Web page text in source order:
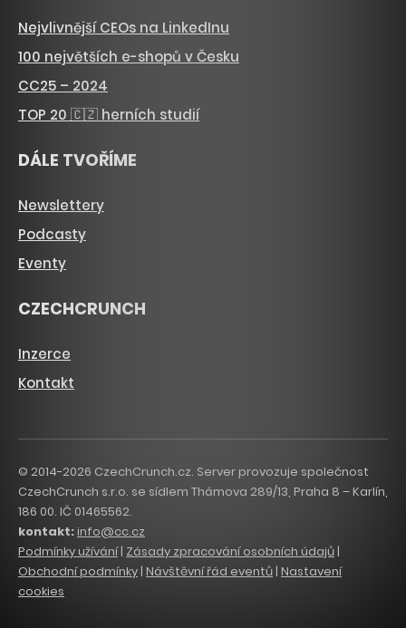
Nejvlivnější CEOs na LinkedInu
100 největších e-shopů v Česku
CC25 – 2024
TOP 20 🇨🇿 herních studií
DÁLE TVOŘÍME
Newslettery
Podcasty
Eventy
CZECHCRUNCH
Inzerce
Kontakt
© 2014-2026 CzechCrunch.cz. Server provozuje společnost
CzechCrunch s.r.o. se sídlem Thámova 289/13, Praha 8 – Karlín,
186 00. IČ 01465562.
kontakt:info@cc.cz
Podmínky užívání| Zásady zpracování osobních údajů|
Obchodní podmínky| Návštěvní řád eventů | Nastavení
cookies